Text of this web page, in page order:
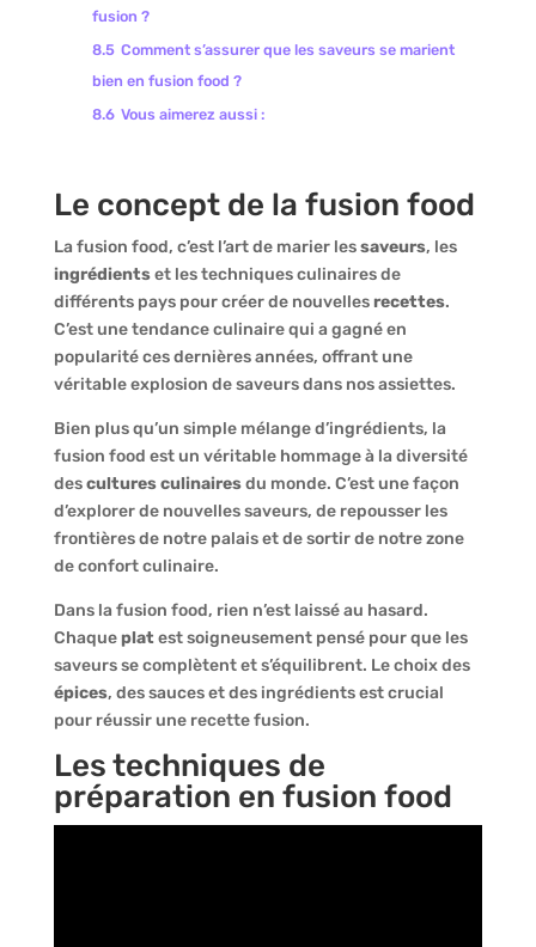
fusion ?
8.5 Comment s’assurer que les saveurs se marient
bien en fusion food ?
8.6 Vous aimerez aussi :
Le concept de la fusion food
La fusion food, c’est l’art de marier lessaveurs, les
ingrédientset les techniques culinaires de
différents pays pour créer de nouvellesrecettes.
C’est une tendance culinaire qui a gagné en
popularité ces dernières années, offrant une
véritable explosion de saveurs dans nos assiettes.
Bien plus qu’un simple mélange d’ingrédients, la
fusion food est un véritable hommage à la diversité
descultures culinairesdu monde. C’est une façon
d’explorer de nouvelles saveurs, de repousser les
frontières de notre palais et de sortir de notre zone
de confort culinaire.
Dans la fusion food, rien n’est laissé au hasard.
Chaqueplatest soigneusement pensé pour que les
saveurs se complètent et s’équilibrent. Le choix des
épices, des sauces et des ingrédients est crucial
pour réussir une recette fusion.
Les techniques de
préparation en fusion food